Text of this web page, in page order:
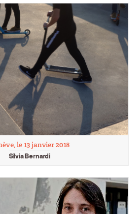
le 13 janvier 2018
Silvia Bernardi